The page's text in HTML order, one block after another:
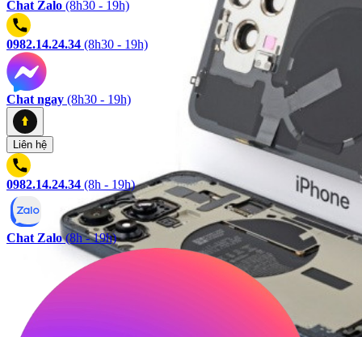
Chat Zalo (8h30 - 19h)
0982.14.24.34 (8h30 - 19h)
Chat ngay (8h30 - 19h)
Liên hệ
0982.14.24.34 (8h - 19h)
Chat Zalo (8h - 19h)